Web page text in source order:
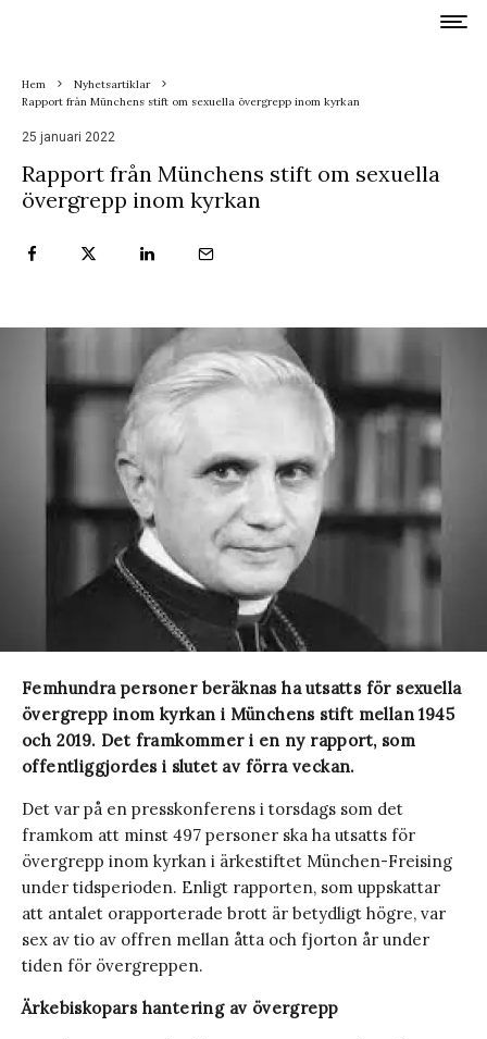
Hem
Nyhetsartiklar
Rapport från Münchens stift om sexuella övergrepp inom kyrkan
25 januari 2022
Rapport från Münchens stift om sexuella
övergrepp inom kyrkan
Femhundra personer beräknas ha utsatts för sexuella
övergrepp inom kyrkan i Münchens stift mellan 1945
och 2019. Det framkommer i en ny rapport, som
offentliggjordes i slutet av förra veckan.
Det var på en presskonferens i torsdags som det
framkom att minst 497 personer ska ha utsatts för
övergrepp inom kyrkan i ärkestiftet München-Freising
under tidsperioden. Enligt rapporten, som uppskattar
att antalet orapporterade brott är betydligt högre, var
sex av tio av offren mellan åtta och fjorton år under
tiden för övergreppen.
Ärkebiskopars hantering av övergrepp